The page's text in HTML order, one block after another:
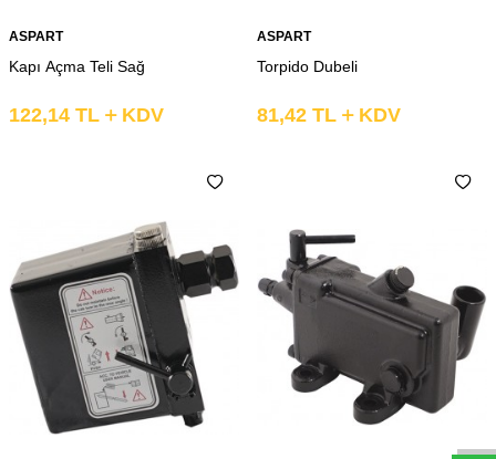
ASPART
Kapı Açma Teli Sağ
122,14 TL KDV
ASPART
Torpido Dubeli
81,42 TL KDV